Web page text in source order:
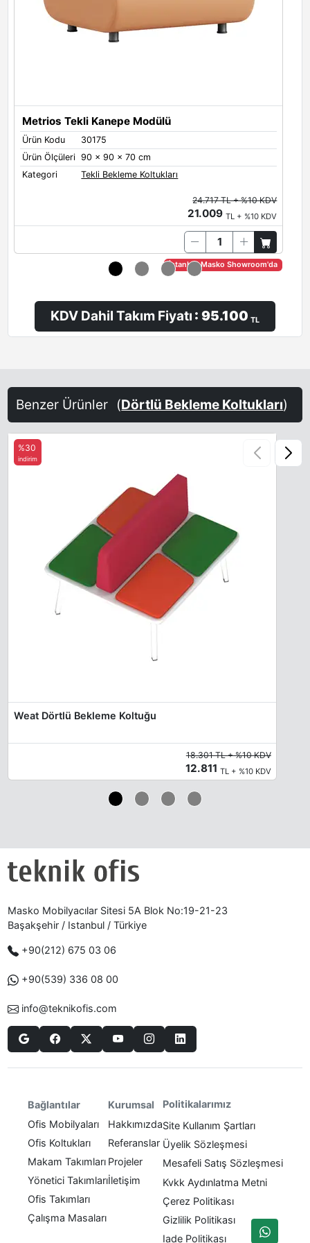
Metrios Tekli Kanepe Modülü
Ürün Kodu
30175
Ürün Ölçüleri 90 x 90 x 70 cm
Kategori
Tekli Bekleme Koltukları
24.717 TL + %10 KDV
21.009TL + %10 KDV
İstanbul Masko Showroom'da
KDV Dahil Takım Fiyatı : 95.100 TL
Benzer Ürünler (Dörtlü Bekleme Koltukları)
Weat Dörtlü Bekleme Koltuğu
%30
indirim
18.301 TL + %10 KDV
12.811 TL + %10 KDV
Masko Mobilyacılar Sitesi 5A Blok No:19-21-23
Başakşehir / Istanbul / Türkiye
+90(212) 675 03 06
+90(539) 336 08 00
info@teknikofis.com
Bağlantılar
Ofis Mobilyaları
Ofis Koltukları
Makam Takımları
Yönetici Takımları
Ofis Takımları
Çalışma Masaları
Kurumsal
Hakkımızda
Referanslar
Projeler
İletişim
Politikalarımız
Site Kullanım Şartları
Üyelik Sözleşmesi
Mesafeli Satış Sözleşmesi
Kvkk Aydınlatma Metni
Çerez Politikası
Gizlilik Politikası
Iade Politikası